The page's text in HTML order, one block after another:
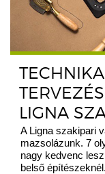
LIGNA
A Ligna szakipari
mazsolázunk. 7
nagy kedvenc
belső építészeknél.